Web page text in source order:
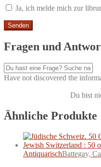
Ja, ich melde mich zur
Fragen und
Have not discovered the
Du bist
Ähnliche Produkte
AntiquarischBattegay,